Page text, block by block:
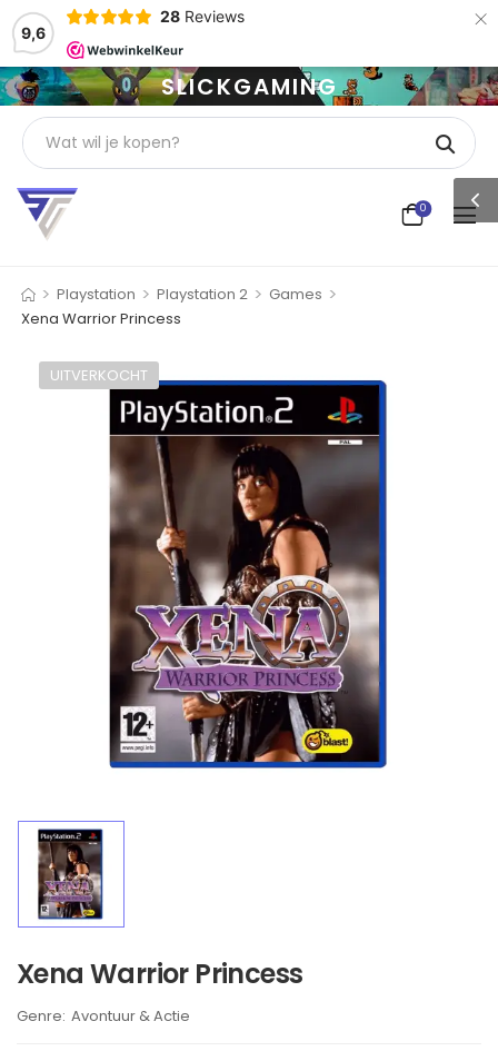
9,6
28 Reviews ×
SLICKGAMING
0
> Playstation > Playstation 2 > Games >
Xena Warrior Princess
UITVERKOCHT
Xena Warrior Princess
Brand:
Avontuur & Actie